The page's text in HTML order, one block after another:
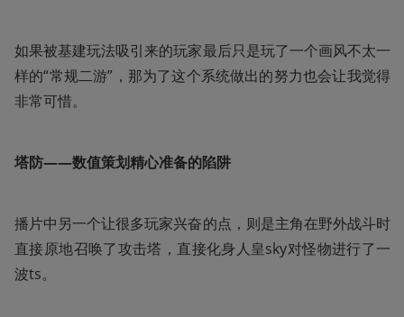
如果被基建玩法吸引来的玩家最后只是玩了一个画风不太一
样的“常规二游”，那为了这个系统做出的努力也会让我觉得
非常可惜。
塔防——数值策划精心准备的陷阱
播片中另一个让很多玩家兴奋的点，则是主角在野外战斗时
直接原地召唤了攻击塔，直接化身人皇sky对怪物进行了一
波ts。